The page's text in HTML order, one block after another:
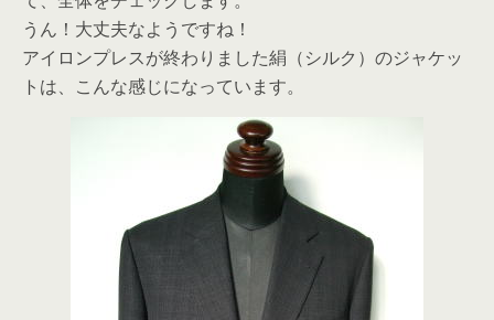
うん！大丈夫なようですね！
アイロンプレスが終わりました絹（シルク）のジャケッ
トは、こんな感じになっています。